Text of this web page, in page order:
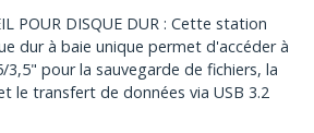
POUR DISQUE DUR : Cette station
dur à baie unique permet d'accéder à
3,5" pour la sauvegarde de fichiers, la
le transfert de données via USB 3.2